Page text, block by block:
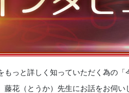
っと詳しく知っていただく為の「
藤花（とうか）先生にお話をお伺い